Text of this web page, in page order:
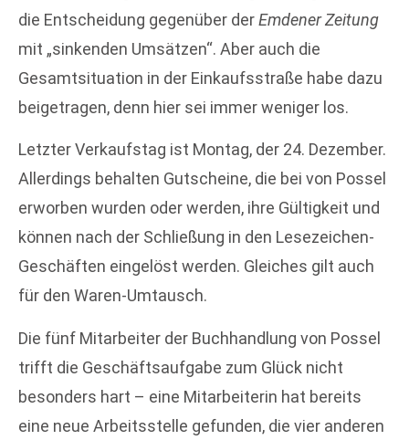
die Entscheidung gegenüber derEmdener Zeitung
mit „sinkenden Umsätzen“. Aber auch die
Gesamtsituation in der Einkaufsstraße habe dazu
beigetragen, denn hier sei immer weniger los.
Letzter Verkaufstag ist Montag, der 24. Dezember.
Allerdings behalten Gutscheine, die bei von Possel
erworben wurden oder werden, ihre Gültigkeit und
können nach der Schließung in den Lesezeichen-
Geschäften eingelöst werden. Gleiches gilt auch
für den Waren-Umtausch.
Die fünf Mitarbeiter der Buchhandlung von Possel
trifft die Geschäftsaufgabe zum Glück nicht
besonders hart – eine Mitarbeiterin hat bereits
eine neue Arbeitsstelle gefunden, die vier anderen